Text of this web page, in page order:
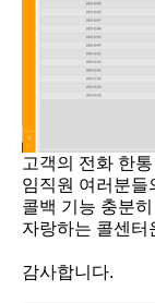
고객의 전화 한
임직원 여러분들
콜백 기능 충분
자랑하는 콜센터
감사합니다.